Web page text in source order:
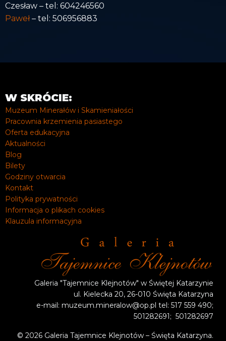
Czesław – tel: 604246560
Paweł– tel: 506956883
W SKRÓCIE:
Muzeum Minerałów i Skamieniałości
Pracownia krzemienia pasiastego
Oferta edukacyjna
Aktualności
Blog
Bilety
Godziny otwarcia
Kontakt
Polityka prywatności
Informacja o plikach cookies
Klauzula informacyjna
Galeria "Tajemnice Klejnotów" w Świętej Katarzynie
ul. Kielecka 20, 26-010 Święta Katarzyna
e-mail: muzeum.mineralow@op.pl tel: 517 559 490;
501282691; 501282697
© 2026 Galeria Tajemnice Klejnotów – Święta Katarzyna.